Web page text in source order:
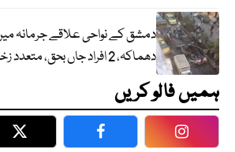
دمشق کے نواحی علاقے جرمانہ
دھماکہ، 2 افراد جاں بحق، متعدد زخمی
ہمیں فالو کریں
Twitter Facebook